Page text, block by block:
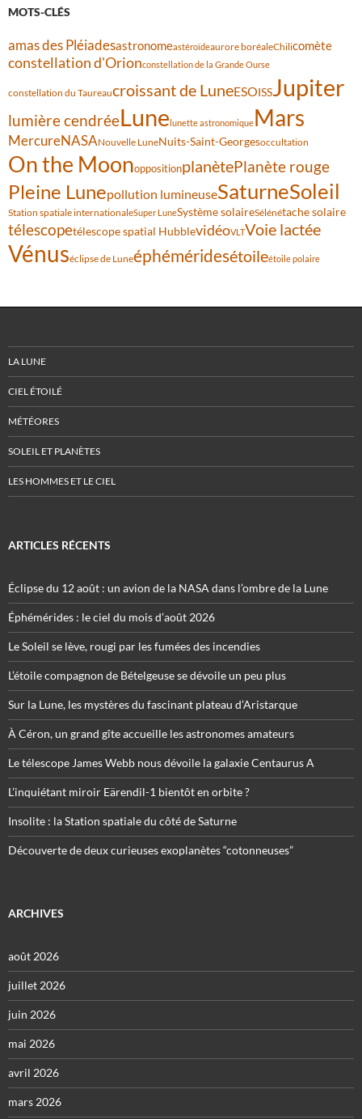
MOTS-CLÉS
amas des Pléiadesastronomeastéroïdeaurore boréaleChilicomète
constellation d'Orionconstellation de la Grande Ourse
constellation du Taureaucroissant de LuneESOISSJupiter
lumière cendréeLunelunette astronomiqueMars
MercureNASANouvelle LuneNuits-Saint-Georgesoccultation
On the MoonoppositionplanètePlanète rouge
Pleine Lunepollution lumineuseSaturneSoleil
Station spatiale internationaleSuper LuneSystème solaireSélénétache solaire
télescopetélescope spatial HubblevidéoVLTVoie lactée
Vénuséclipse de Luneéphéméridesétoileétoile polaire
LA LUNE
CIEL ÉTOILÉ
MÉTÉORES
SOLEIL ET PLANÈTES
LES HOMMES ET LE CIEL
ARTICLES RÉCENTS
Éclipse du 12 août : un avion de la NASA dans l’ombre de la Lune
Éphémérides : le ciel du mois d’août 2026
Le Soleil se lève, rougi par les fumées des incendies
L’étoile compagnon de Bételgeuse se dévoile un peu plus
Sur la Lune, les mystères du fascinant plateau d’Aristarque
À Céron, un grand gîte accueille les astronomes amateurs
Le télescope James Webb nous dévoile la galaxie Centaurus A
L’inquiétant miroir Eärendil-1 bientôt en orbite ?
Insolite : la Station spatiale du côté de Saturne
Découverte de deux curieuses exoplanètes “cotonneuses”
ARCHIVES
août 2026
juillet 2026
juin 2026
mai 2026
avril 2026
mars 2026